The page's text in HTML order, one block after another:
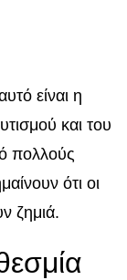
είναι η
και του
πολλούς
ότι οι
ζημιά.